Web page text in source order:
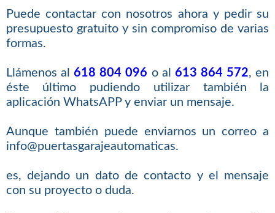
Puede contactar con nosotros ahora y pedir su
presupuesto gratuito y sin compromiso de varias
formas.
Llámenos al618 804 096 o al 613 864 572, en
éste último pudiendo utilizar también la
aplicación WhatsAPP y enviar un mensaje.
Aunque también puede enviarnos un correo a
info@puertasgarajeautomaticas.
es, dejando un dato de contacto y el mensaje
con su proyecto o duda.